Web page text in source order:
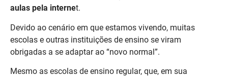
aulas pela internet.
Devido ao cenário em que estamos vivendo, muitas
escolas e outras instituições de ensino se viram
obrigadas a se adaptar ao “novo normal”.
Mesmo as escolas de ensino regular, que, em sua